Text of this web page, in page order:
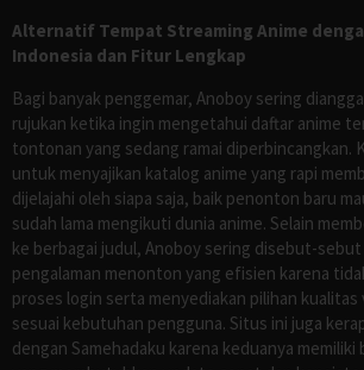
Alternatif Tempat Streaming Anime
Indonesia dan Fitur Lengkap
Bagi banyak penggemar, Anoboy sering
rujukan ketika ingin mengetahui daftar anime
tontonan yang sedang ramai diperbincangkan.
untuk menyajikan katalog anime yang rapi
dijelajahi oleh siapa saja, baik penonton baru
sudah lama mengikuti dunia anime. Selain
ke berbagai judul, Anoboy sering disebut-
pengalaman menonton yang efisien karena
proses login serta menyediakan pilihan kualitas
sesuai kebutuhan pengguna. Situs ini juga
dengan Samehadaku karena keduanya